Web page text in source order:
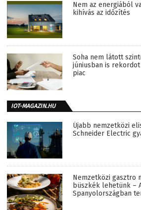
Nem az energiából
kihívás az időzítés
Soha nem látott
júniusban is
piac
IOT-MAGAZIN.HU
Újabb nemzetközi
Schneider Electric
Nemzetközi gasztro
büszkék lehetünk –
Spanyolországban